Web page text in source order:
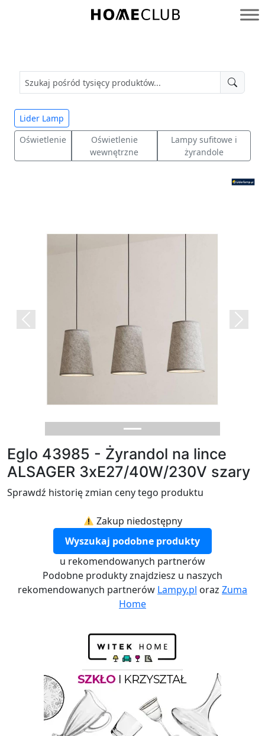
Homeclub
Lider Lamp
Oświetlenie
Oświetlenie
wewnętrzne
Lampy sufitowe i
żyrandole
Previous Next
Eglo 43985 - Żyrandol na lince
ALSAGER 3xE27/40W/230V szary
Sprawdź historię zmian ceny tego produktu
Zakup niedostępny
Wyszukaj podobne produkty
u rekomendowanych partnerów
Podobne produkty znajdziesz u naszych
rekomendowanych partnerów Lampy.pl oraz Zuma
Home